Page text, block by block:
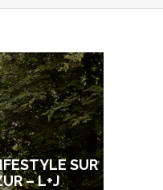
SUR
– L+J